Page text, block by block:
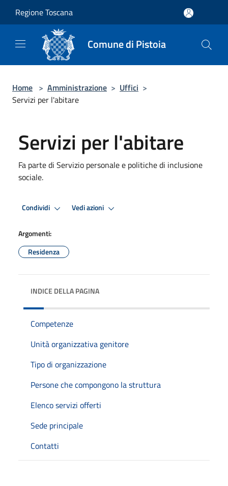
Regione Toscana
Comune di Pistoia
Home > Amministrazione > Uffici >
Servizi per l'abitare
Servizi per l'abitare
Fa parte di Servizio personale e politiche di inclusione
sociale.
Condividi Vedi azioni
Argomenti:
Residenza
INDICE DELLA PAGINA
Competenze
Unità organizzativa genitore
Tipo di organizzazione
Persone che compongono la struttura
Elenco servizi offerti
Sede principale
Contatti